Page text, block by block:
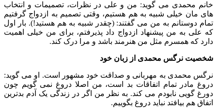
خانم محمدی می گوید: من و علی در نظرات، تصمیمات و انتخاب
های مان خیلی شبیه به هم هستیم، وقتی تصمیم به ازدواج گرفتیم
تمام دوستانم به من می گفتند: (چقدر شبیه به هم هستید!). بار اول
که علی به من پیشنهاد ازدواج داد پذیرفتم، برای من خیلی اهمیت
دارد که همسرم مثل من هنرمند باشد و مرا درک کند.
شخصیت نرگس محمدی از زبان خود
نرگس محمدی به مهربانی و صداقت خود مشهور است. او می گوید:
دروغ مادر تمام اتفاقات بد است، من اصلا دروغ نمی گویم چون
دورغ گویی نابودم می کند. به نظر من اگر در زندگی یک آدم بدترین
اتفاق هم بیافتد نباید دروغ بگوییم.